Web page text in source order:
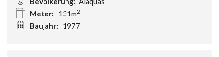
Meter:
131m2
Baujahr: 1977